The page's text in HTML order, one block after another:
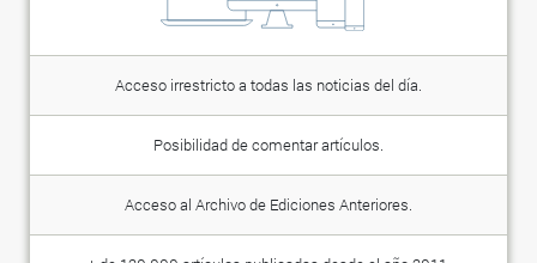
Acceso irrestricto a todas las noticias del día.
Posibilidad de comentar artículos.
Acceso al Archivo de Ediciones Anteriores.